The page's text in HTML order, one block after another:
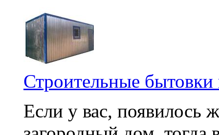
Строительные бытовки
Если у вас, появилось